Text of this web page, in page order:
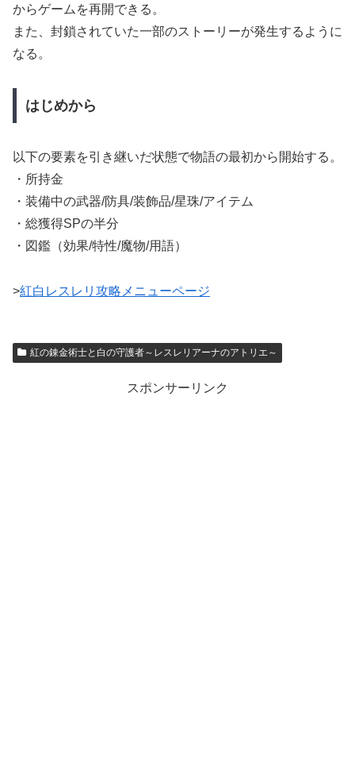
からゲームを再開できる。
また、封鎖されていた一部のストーリーが発生するように
なる。
はじめから
以下の要素を引き継いだ状態で物語の最初から開始する。
・所持金
・装備中の武器/防具/装飾品/星珠/アイテム
・総獲得SPの半分
・図鑑（効果/特性/魔物/用語）
>紅白レスレリ攻略メニューページ
紅の錬金術士と白の守護者～レスレリアーナのアトリエ～
スポンサーリンク